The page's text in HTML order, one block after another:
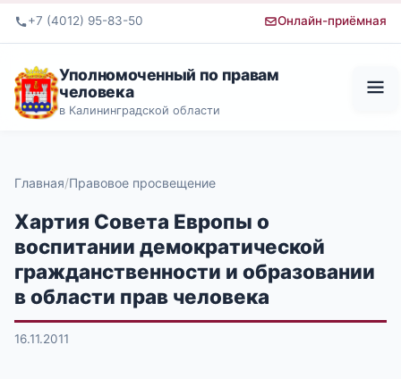
+7 (4012) 95-83-50 Онлайн-приёмная
Уполномоченный по правам
человека
в Калининградской области
Главная Правовое просвещение
Хартия Совета Европы о
воспитании демократической
гражданственности и образовании
в области прав человека
16.11.2011